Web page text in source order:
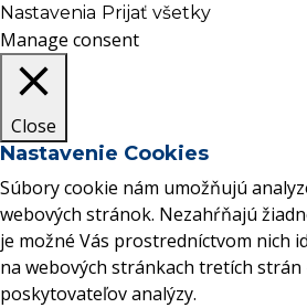
Nastavenia Prijať všetky
Manage consent
Close
Nastavenie Cookies
Súbory cookie nám umožňujú
webových stránok. Nezahŕňajú
je možné Vás prostredníctvom nich
na webových stránkach tretích
poskytovateľov analýzy.